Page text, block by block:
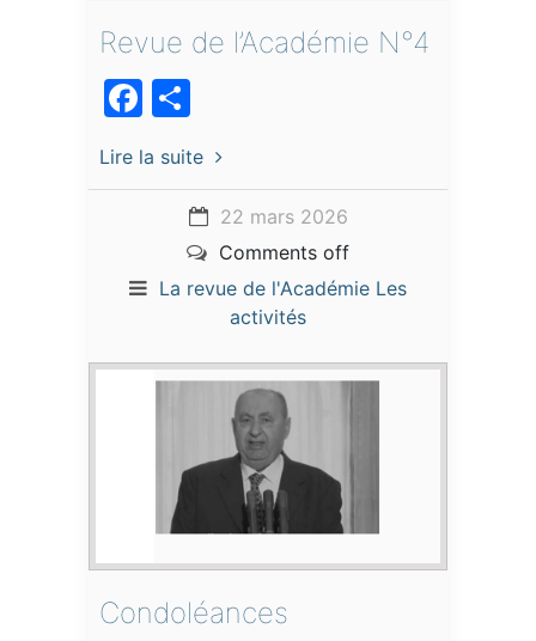
Revue de l’Académie N°4
Facebook
Lire la suite
22 mars 2026
Comments off
La revue de l'Académie Les
activités
Condoléances